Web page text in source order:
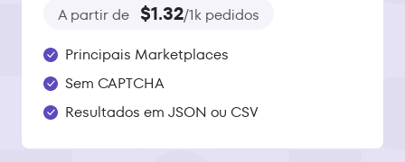
A partir de $1.32/1k pedidos
Principais Marketplaces
Sem CAPTCHA
Resultados em JSON ou CSV